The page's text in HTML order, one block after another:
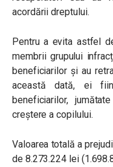
acordării dreptului.
Pentru a evita astfel
membrii grupului
beneficiarilor și au
această dată, ei
beneficiarilor,
creștere a copilului.
Valoarea totală a
de 8.273.224 lei